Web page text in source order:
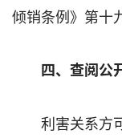
倾销条例》第十
四、查阅公
利害关系方可